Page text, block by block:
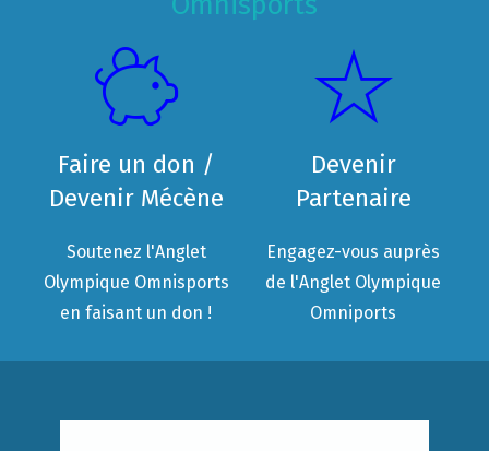
Faire un don /
Devenir Mécène
Soutenez l'Anglet
Olympique Omnisports
en faisant un don !
Devenir
Partenaire
Engagez-vous auprès
de l'Anglet Olympique
Omniports